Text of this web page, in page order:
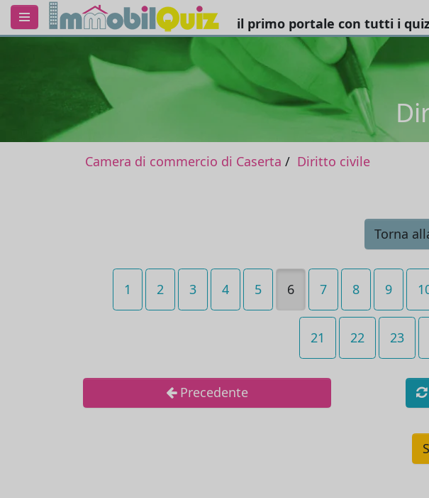
il primo portale con tutti i
Camera di commercio di Caserta Diritto civile
Torna
1 2 3 4 5 6 7 8 9
21 22 23
Precedente